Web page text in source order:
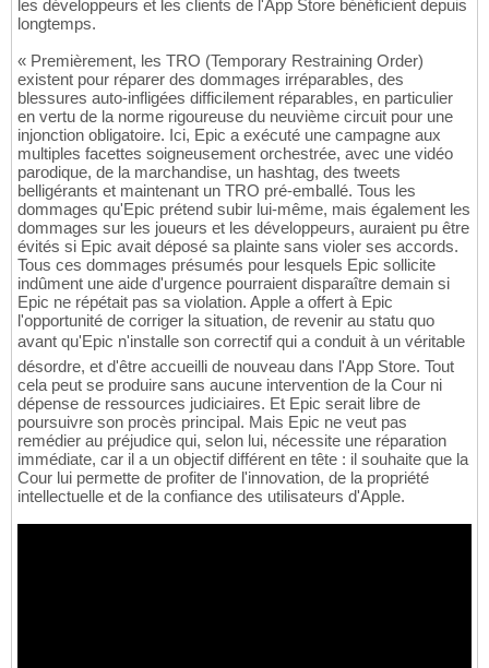
les développeurs et les clients de l'App Store bénéficient depuis
longtemps.
« Premièrement, les TRO (Temporary Restraining Order)
existent pour réparer des dommages irréparables, des
blessures auto-infligées difficilement réparables, en particulier
en vertu de la norme rigoureuse du neuvième circuit pour une
injonction obligatoire. Ici, Epic a exécuté une campagne aux
multiples facettes soigneusement orchestrée, avec une vidéo
parodique, de la marchandise, un hashtag, des tweets
belligérants et maintenant un TRO pré-emballé. Tous les
dommages qu'Epic prétend subir lui-même, mais également les
dommages sur les joueurs et les développeurs, auraient pu être
évités si Epic avait déposé sa plainte sans violer ses accords.
Tous ces dommages présumés pour lesquels Epic sollicite
indûment une aide d'urgence pourraient disparaître demain si
Epic ne répétait pas sa violation. Apple a offert à Epic
l'opportunité de corriger la situation, de revenir au statu quo
avant qu'Epic n'installe son correctif qui a conduit à un véritable
désordre, et d'être accueilli de nouveau dans l'App Store. Tout
cela peut se produire sans aucune intervention de la Cour ni
dépense de ressources judiciaires. Et Epic serait libre de
poursuivre son procès principal. Mais Epic ne veut pas
remédier au préjudice qui, selon lui, nécessite une réparation
immédiate, car il a un objectif différent en tête : il souhaite que la
Cour lui permette de profiter de l'innovation, de la propriété
intellectuelle et de la confiance des utilisateurs d'Apple.